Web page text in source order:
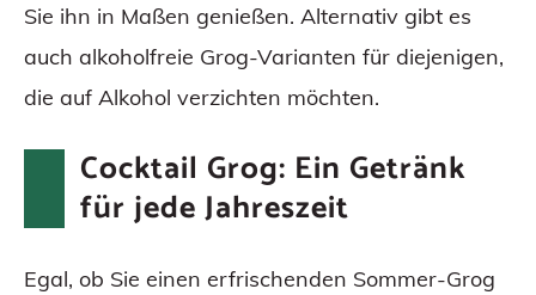
Sie ihn in Maßen genießen. Alternativ gibt es
auch alkoholfreie Grog-Varianten für diejenigen,
die auf Alkohol verzichten möchten.
Cocktail Grog: Ein Getränk
für jede Jahreszeit
Egal, ob Sie einen erfrischenden Sommer-Grog